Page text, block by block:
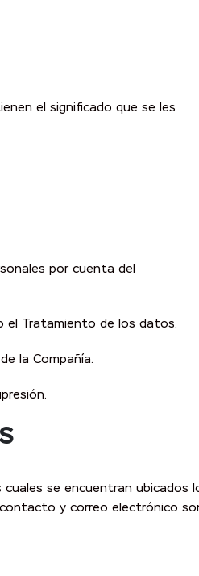
el significado que se les
por cuenta del
el Tratamiento de los datos.
la Compañía.
se encuentran ubicados
contacto y correo electrónico